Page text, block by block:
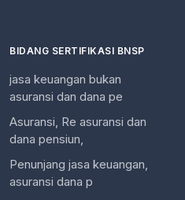
BIDANG SERTIFIKASI BNSP
jasa keuangan bukan
asuransi dan dana pe
Asuransi, Re asuransi dan
dana pensiun,
Penunjang jasa keuangan,
asuransi dana p